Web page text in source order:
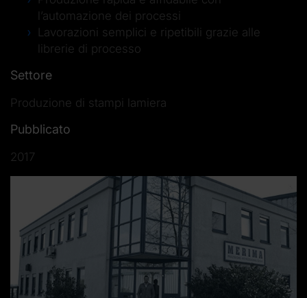
l’automazione dei processi
Lavorazioni semplici e ripetibili grazie alle
librerie di processo
Settore
Produzione di stampi lamiera
Pubblicato
2017